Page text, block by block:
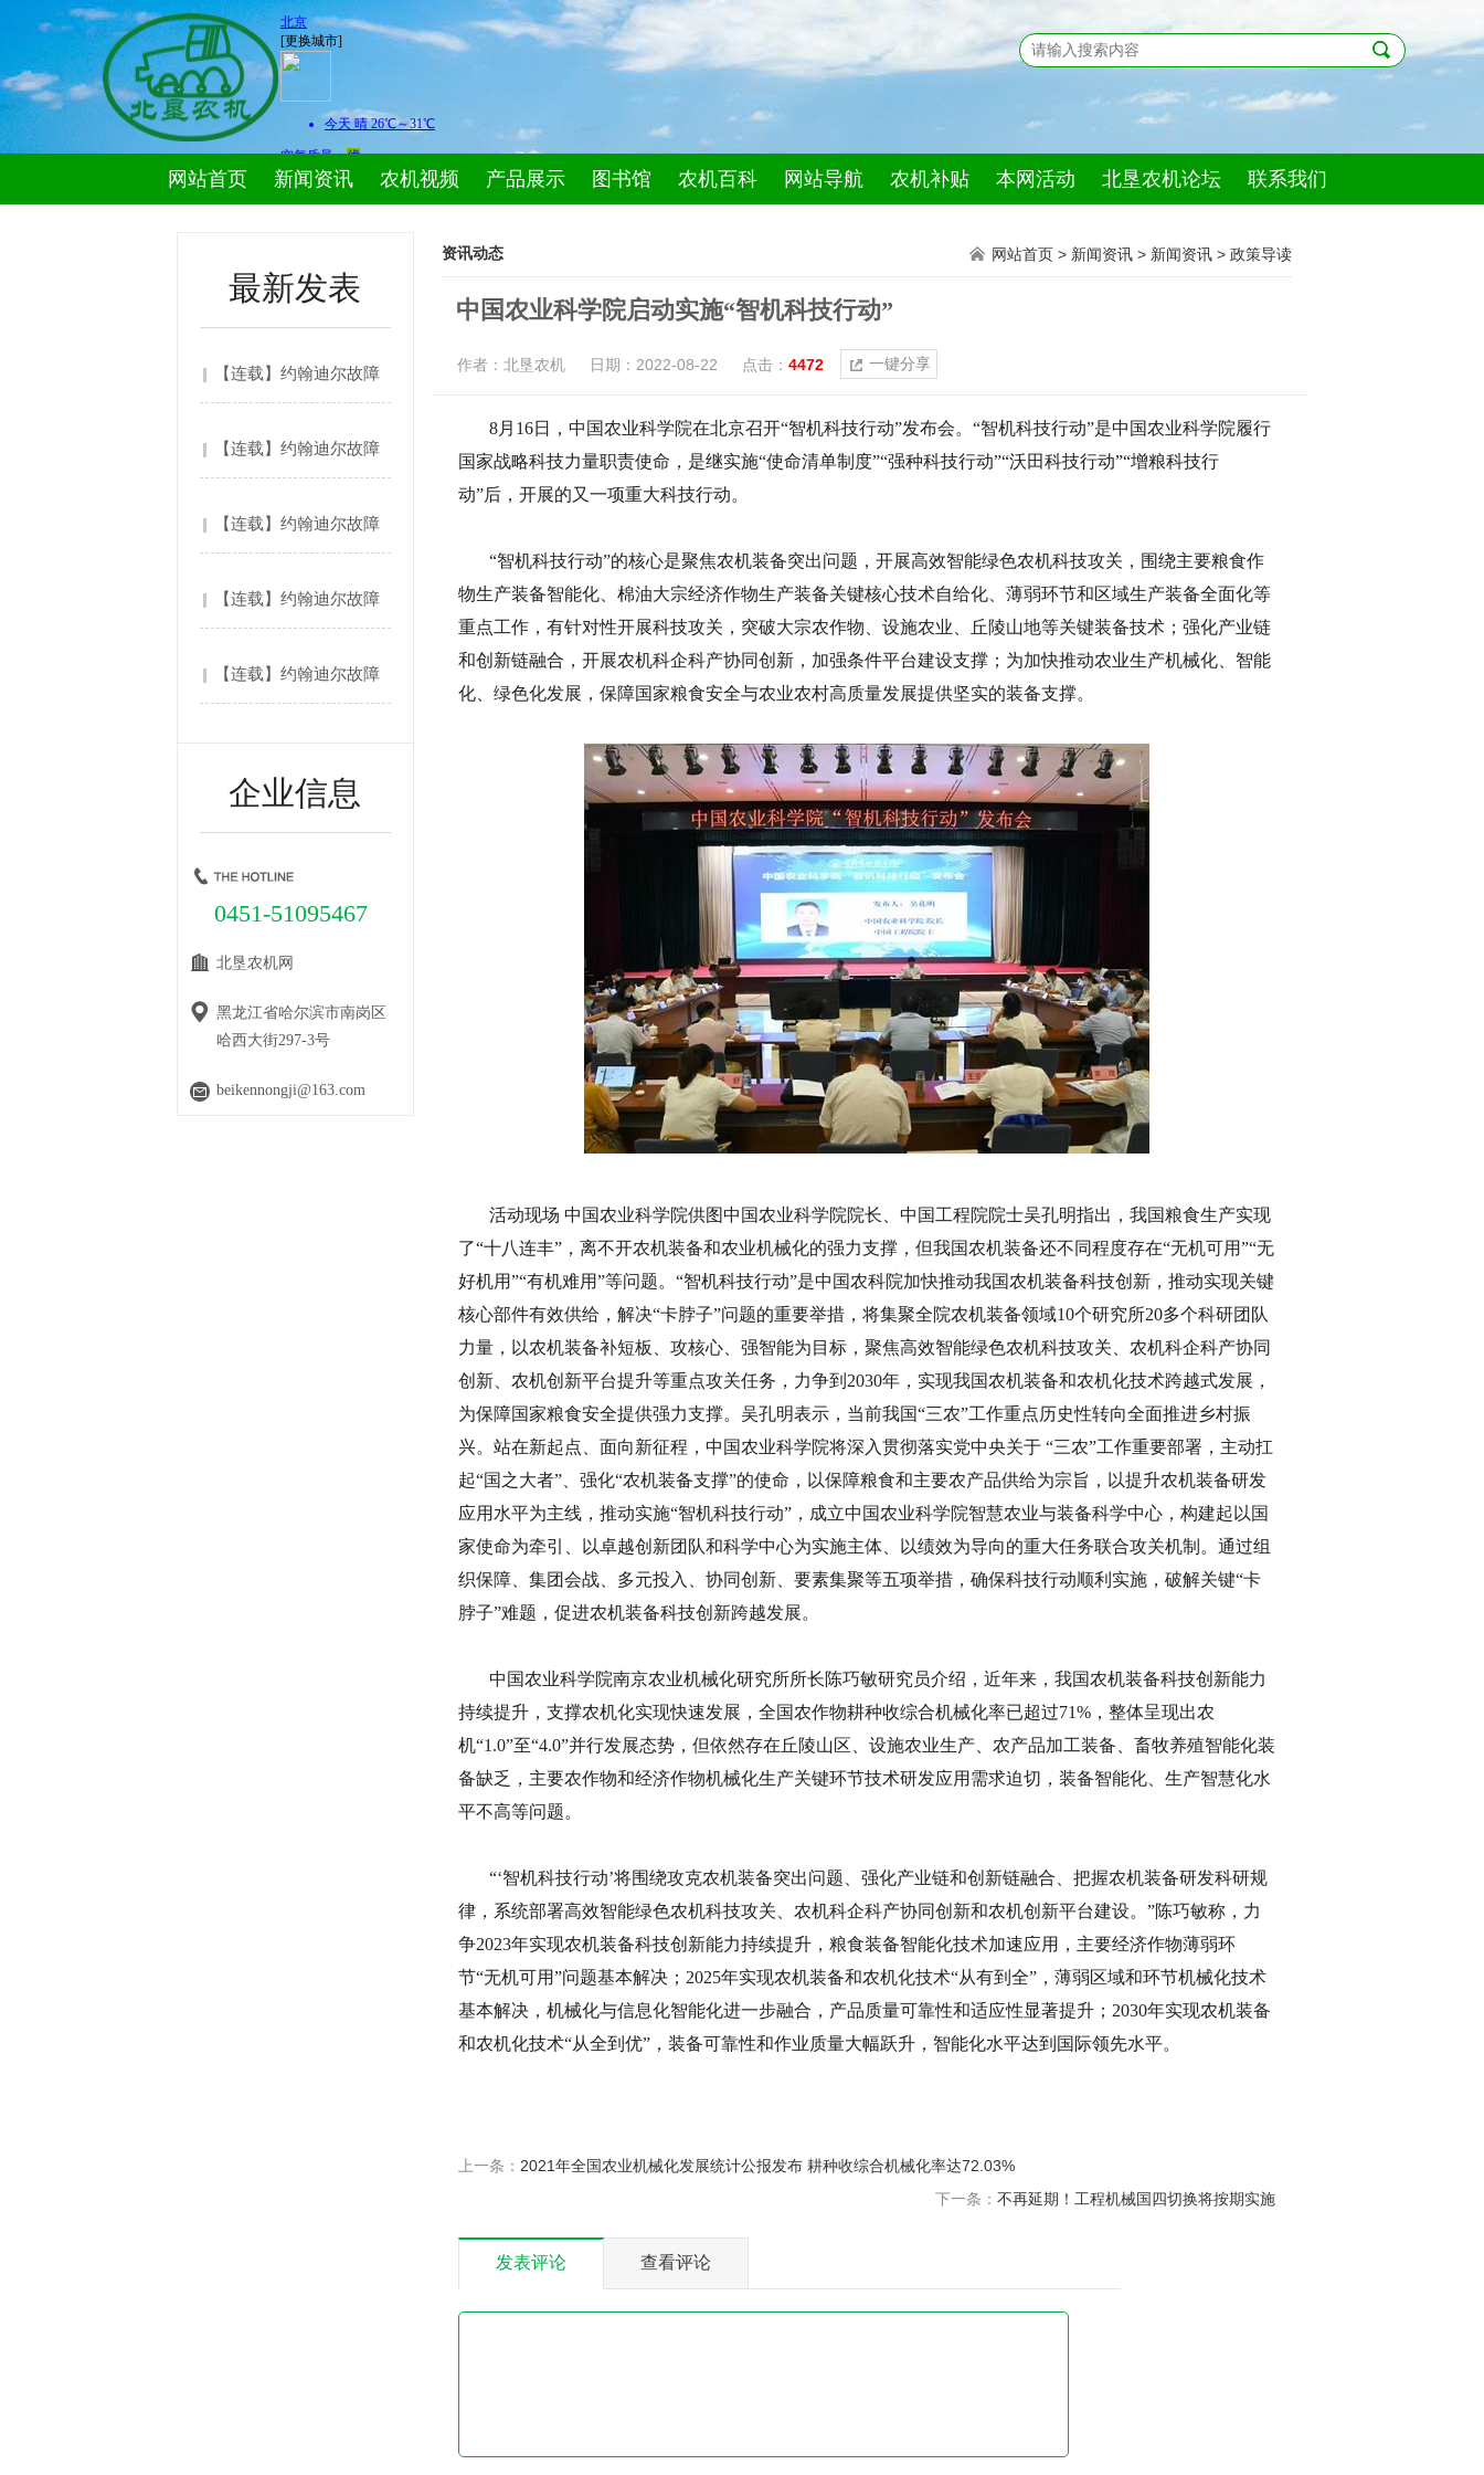
网站首页 新闻资讯 农机视频 产品展示 图书馆 农机百科 网站导航 农机补贴 本网活动 北垦农机论坛 联系我们
最新发表
【连载】约翰迪尔故障
【连载】约翰迪尔故障
【连载】约翰迪尔故障
【连载】约翰迪尔故障
【连载】约翰迪尔故障
企业信息
0451-51095467
北垦农机网
黑龙江省哈尔滨市南岗区
哈西大街297-3号
beikennongji@163.com
资讯动态 网站首页> 新闻资讯> 新闻资讯> 政策导读
中国农业科学院启动实施“智机科技行动”
作者：北垦农机 日期：2022-08-22 点击： 4472 一键分享
8月16日，中国农业科学院在北京召开“智机科技行动”发布会。“智机科技行动”是中国农业科学院履行
国家战略科技力量职责使命，是继实施“使命清单制度”“强种科技行动”“沃田科技行动”“增粮科技行
动”后，开展的又一项重大科技行动。
“智机科技行动”的核心是聚焦农机装备突出问题，开展高效智能绿色农机科技攻关，围绕主要粮食作
物生产装备智能化、棉油大宗经济作物生产装备关键核心技术自给化、薄弱环节和区域生产装备全面化等
重点工作，有针对性开展科技攻关，突破大宗农作物、设施农业、丘陵山地等关键装备技术；强化产业链
和创新链融合，开展农机科企科产协同创新，加强条件平台建设支撑；为加快推动农业生产机械化、智能
化、绿色化发展，保障国家粮食安全与农业农村高质量发展提供坚实的装备支撑。
活动现场 中国农业科学院供图中国农业科学院院长、中国工程院院士吴孔明指出，我国粮食生产实现
了“十八连丰”，离不开农机装备和农业机械化的强力支撑，但我国农机装备还不同程度存在“无机可用”“无
好机用”“有机难用”等问题。“智机科技行动”是中国农科院加快推动我国农机装备科技创新，推动实现关键
核心部件有效供给，解决“卡脖子”问题的重要举措，将集聚全院农机装备领域10个研究所20多个科研团队
力量，以农机装备补短板、攻核心、强智能为目标，聚焦高效智能绿色农机科技攻关、农机科企科产协同
创新、农机创新平台提升等重点攻关任务，力争到2030年，实现我国农机装备和农机化技术跨越式发展，
为保障国家粮食安全提供强力支撑。 吴孔明表示，当前我国“三农”工作重点历史性转向全面推进乡村振
兴。站在新起点、面向新征程，中国农业科学院将深入贯彻落实党中央关于 “三农”工作重要部署，主动扛
起“国之大者”、强化“农机装备支撑”的使命，以保障粮食和主要农产品供给为宗旨，以提升农机装备研发
应用水平为主线，推动实施“智机科技行动”，成立中国农业科学院智慧农业与装备科学中心，构建起以国
家使命为牵引、以卓越创新团队和科学中心为实施主体、以绩效为导向的重大任务联合攻关机制。通过组
织保障、集团会战、多元投入、协同创新、要素集聚等五项举措，确保科技行动顺利实施，破解关键“卡
脖子”难题，促进农机装备科技创新跨越发展。
中国农业科学院南京农业机械化研究所所长陈巧敏研究员介绍，近年来，我国农机装备科技创新能力
持续提升，支撑农机化实现快速发展，全国农作物耕种收综合机械化率已超过71%，整体呈现出农
机“1.0”至“4.0”并行发展态势，但依然存在丘陵山区、设施农业生产、农产品加工装备、畜牧养殖智能化装
备缺乏，主要农作物和经济作物机械化生产关键环节技术研发应用需求迫切，装备智能化、生产智慧化水
平不高等问题。
“‘智机科技行动’将围绕攻克农机装备突出问题、强化产业链和创新链融合、把握农机装备研发科研规
律，系统部署高效智能绿色农机科技攻关、农机科企科产协同创新和农机创新平台建设。”陈巧敏称，力
争2023年实现农机装备科技创新能力持续提升，粮食装备智能化技术加速应用，主要经济作物薄弱环
节“无机可用”问题基本解决；2025年实现农机装备和农机化技术“从有到全”，薄弱区域和环节机械化技术
基本解决，机械化与信息化智能化进一步融合，产品质量可靠性和适应性显著提升；2030年实现农机装备
和农机化技术“从全到优”，装备可靠性和作业质量大幅跃升，智能化水平达到国际领先水平。
上一条： 2021年全国农业机械化发展统计公报发布 耕种收综合机械化率达72.03%
下一条： 不再延期！工程机械国四切换将按期实施
发表评论 查看评论